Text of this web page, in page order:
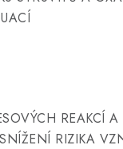
REAKCÍ
RIZIKA